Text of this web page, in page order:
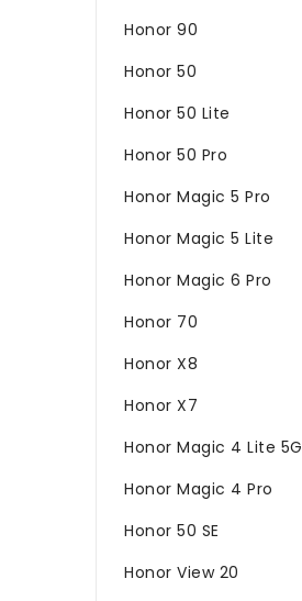
Honor 90
Honor 50
Honor 50 Lite
Honor 50 Pro
Honor Magic 5 Pro
Honor Magic 5 Lite
Honor Magic 6 Pro
Honor 70
Honor X8
Honor X7
Honor Magic 4 Lite 5G
Honor Magic 4 Pro
Honor 50 SE
Honor View 20